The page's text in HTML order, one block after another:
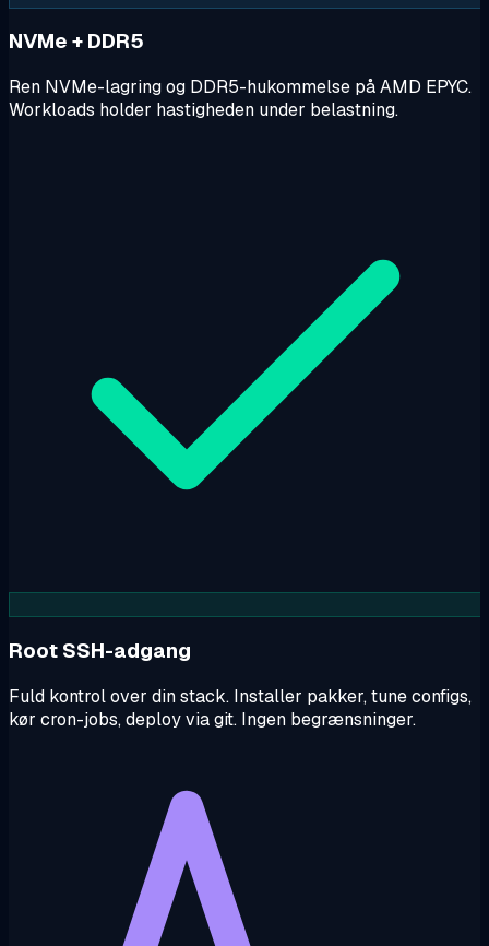
NVMe + DDR5
Ren NVMe-lagring og DDR5-hukommelse på AMD EPYC.
Workloads holder hastigheden under belastning.
Root SSH-adgang
Fuld kontrol over din stack. Installer pakker, tune configs,
kør cron-jobs, deploy via git. Ingen begrænsninger.